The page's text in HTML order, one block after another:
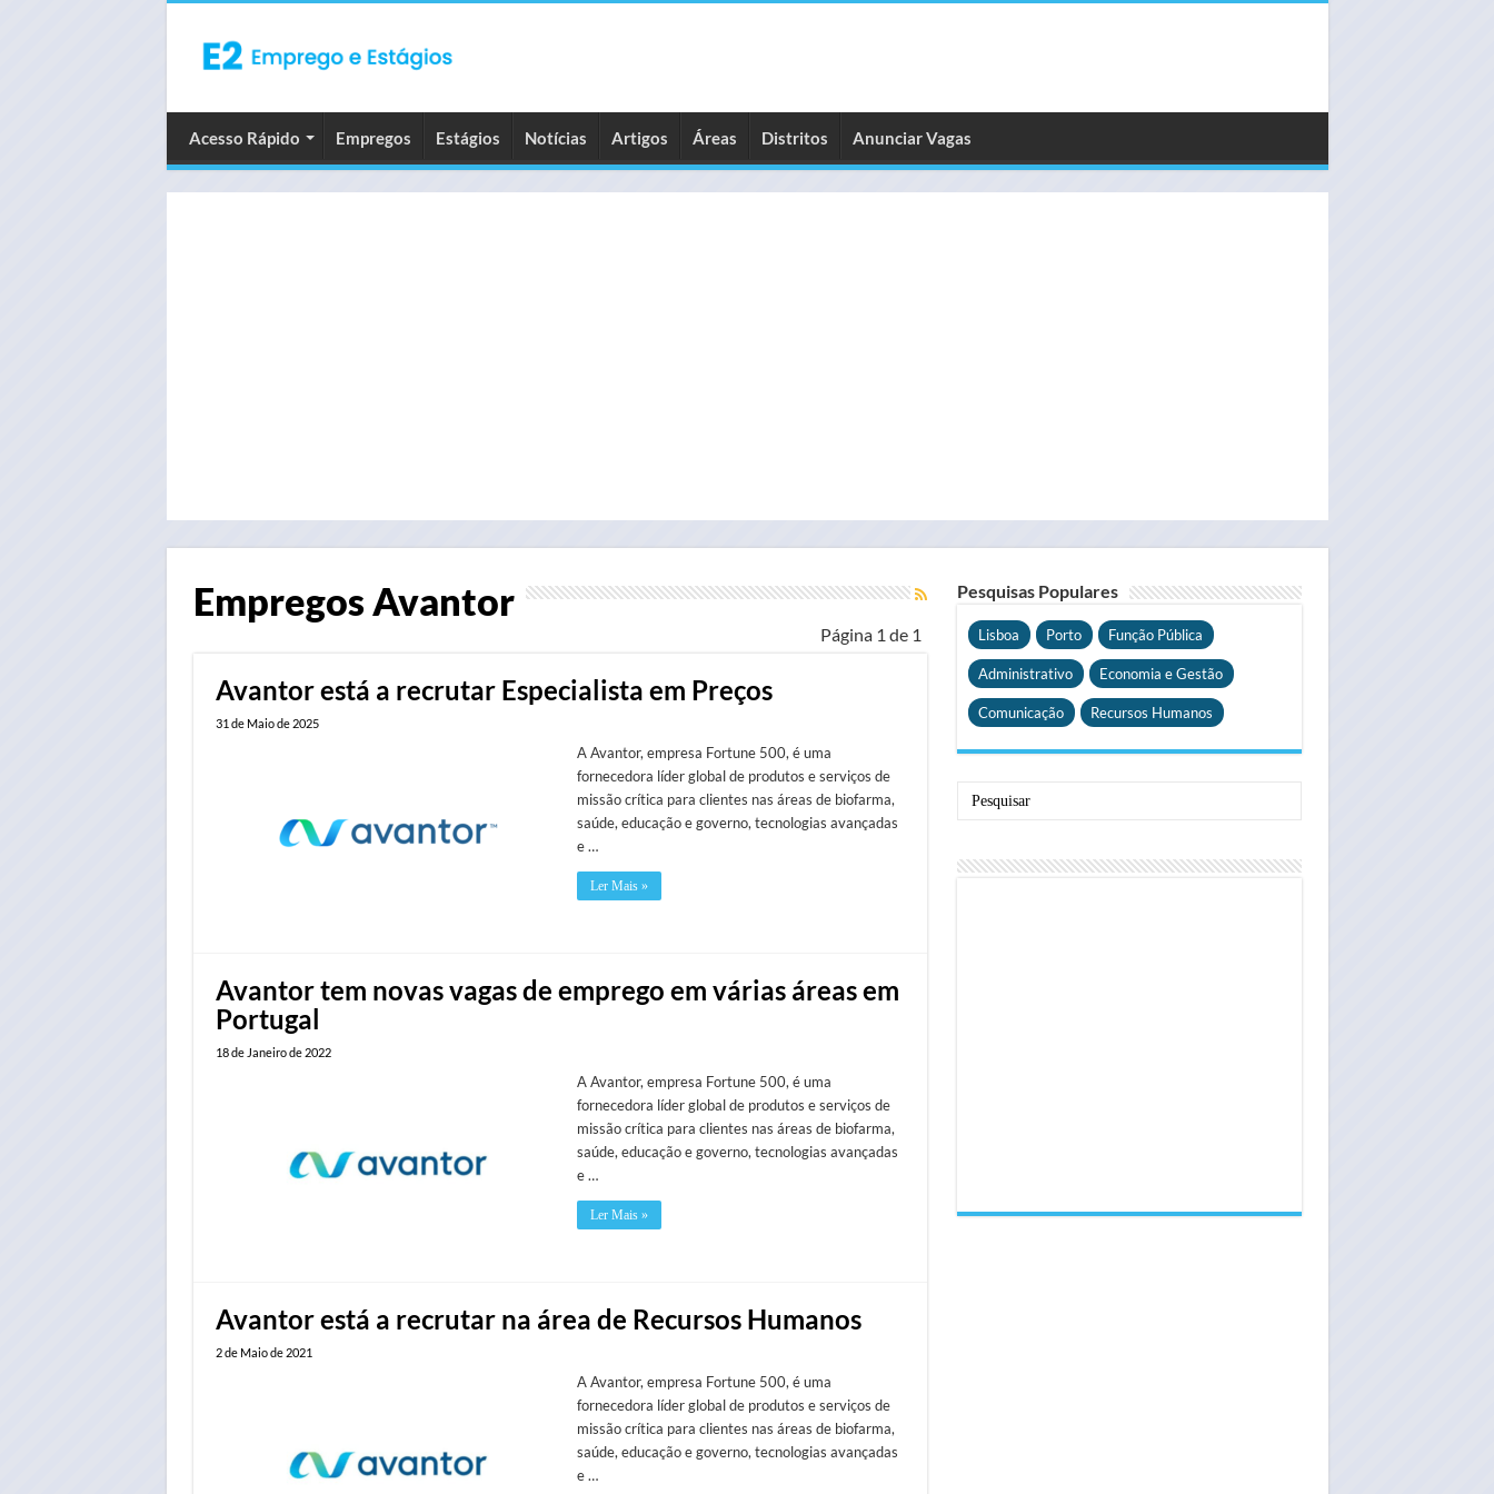
Acesso Rápido Empregos Estágios Notícias Artigos Áreas Distritos Anunciar Vagas
Empregos Avantor
Página 1 de 1
Avantor está a recrutar Especialista em Preços
31 de Maio de 2025
A Avantor, empresa Fortune 500, é uma
fornecedora líder global de produtos e serviços de
missão crítica para clientes nas áreas de biofarma,
saúde, educação e governo, tecnologias avançadas
e …
Ler Mais »
Avantor tem novas vagas de emprego em várias áreas em
Portugal
18 de Janeiro de 2022
A Avantor, empresa Fortune 500, é uma
fornecedora líder global de produtos e serviços de
missão crítica para clientes nas áreas de biofarma,
saúde, educação e governo, tecnologias avançadas
e …
Ler Mais »
Avantor está a recrutar na área de Recursos Humanos
2 de Maio de 2021
A Avantor, empresa Fortune 500, é uma
fornecedora líder global de produtos e serviços de
missão crítica para clientes nas áreas de biofarma,
saúde, educação e governo, tecnologias avançadas
e …
Pesquisas Populares
Lisboa Porto Função Pública
Administrativo Economia e Gestão
Comunicação Recursos Humanos